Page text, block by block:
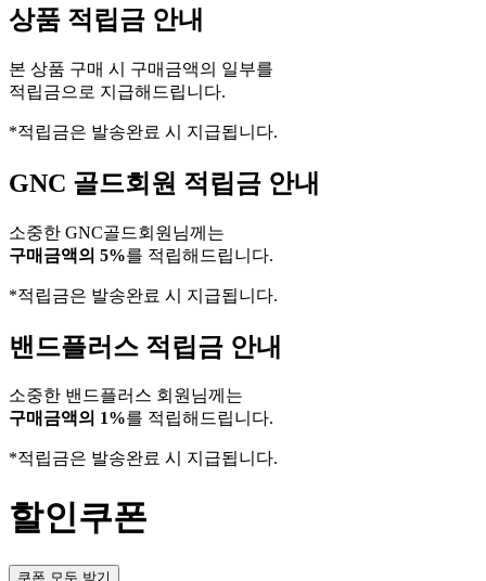
상품 적립금 안내
본 상품 구매 시 구매금액의 일부를
적립금으로 지급해드립니다.
*적립금은 발송완료 시 지급됩니다.
GNC 골드회원 적립금 안내
소중한 GNC골드회원님께는
구매금액의 5%를 적립해드립니다.
*적립금은 발송완료 시 지급됩니다.
밴드플러스 적립금 안내
소중한 밴드플러스 회원님께는
구매금액의 1%를 적립해드립니다.
*적립금은 발송완료 시 지급됩니다.
할인쿠폰
쿠폰 모두 받기